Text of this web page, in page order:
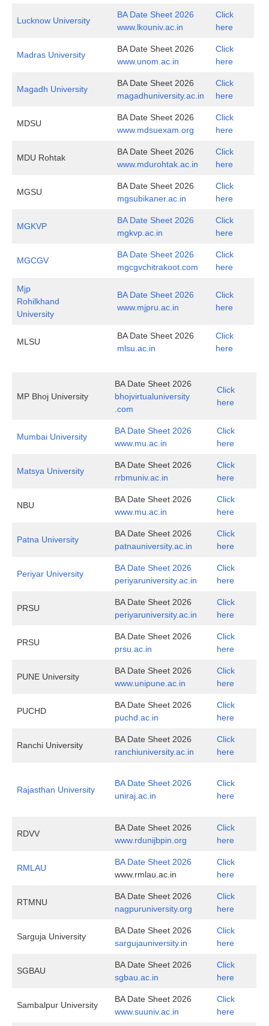
Lucknow University
BA Date Sheet 2026
www.lkouniv.ac.in
Click
here
Madras University
BA Date Sheet 2026
www.unom.ac.in
Click
here
Magadh University
BA Date Sheet 2026
magadhuniversity.ac.in
Click
here
MDSU
BA Date Sheet 2026
www.mdsuexam.org
Click
here
MDU Rohtak
BA Date Sheet 2026
www.mdurohtak.ac.in
Click
here
MGSU
BA Date Sheet 2026
mgsubikaner.ac.in
Click
here
MGKVP
BA Date Sheet 2026
mgkvp.ac.in
Click
here
MGCGV
BA Date Sheet 2026
mgcgvchitrakoot.com
Click
here
Mjp
Rohilkhand
University
BA Date Sheet 2026
www.mjpru.ac.in
Click
here
MLSU
BA Date Sheet 2026
mlsu.ac.in
Click
here
MP Bhoj University
BA Date Sheet 2026
bhojvirtualuniversity
.com
Click
here
Mumbai University
BA Date Sheet 2026
www.mu.ac.in
Click
here
Matsya University
BA Date Sheet 2026
rrbmuniv.ac.in
Click
here
NBU
BA Date Sheet 2026
www.mu.ac.in
Click
here
Patna University
BA Date Sheet 2026
patnauniversity.ac.in
Click
here
Periyar University
BA Date Sheet 2026
periyaruniversity.ac.in
Click
here
PRSU
BA Date Sheet 2026
periyaruniversity.ac.in
Click
here
PRSU
BA Date Sheet 2026
prsu.ac.in
Click
here
PUNE University
BA Date Sheet 2026
www.unipune.ac.in
Click
here
PUCHD
BA Date Sheet 2026
puchd.ac.in
Click
here
Ranchi University
BA Date Sheet 2026
ranchiuniversity.ac.in
Click
here
Rajasthan University
BA Date Sheet 2026
uniraj.ac.in
Click
here
RDVV
BA Date Sheet 2026
www.rdunijbpin.org
Click
here
RMLAU
BA Date Sheet 2026
www.rmlau.ac.in
Click
here
RTMNU
BA Date Sheet 2026
nagpuruniversity.org
Click
here
Sarguja University
BA Date Sheet 2026
sargujauniversity.in
Click
here
SGBAU
BA Date Sheet 2026
sgbau.ac.in
Click
here
Sambalpur University
BA Date Sheet 2026
www.suuniv.ac.in
Click
here